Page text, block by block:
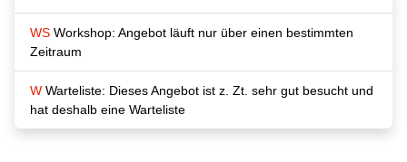
WS Workshop: Angebot läuft nur über einen bestimmten
Zeitraum
W Warteliste: Dieses Angebot ist z. Zt. sehr gut besucht und
hat deshalb eine Warteliste